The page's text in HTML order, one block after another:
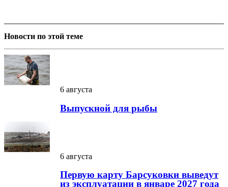
Новости по этой теме
6 августа
Выпускной для рыбы
6 августа
Первую карту Барсуковки выведут
из эксплуатации в январе 2027 года